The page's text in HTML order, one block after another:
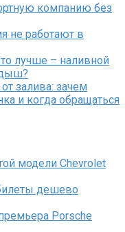
компанию без
не работают в
лучше – наливной
залива: зачем
и когда обращаться
модели Chevrolet
дешево
Porsche